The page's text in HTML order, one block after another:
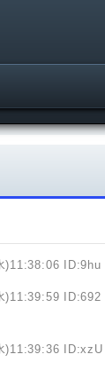
)11:38:06 ID:9hu
)11:39:59 ID:692
)11:39:36 ID:xzU